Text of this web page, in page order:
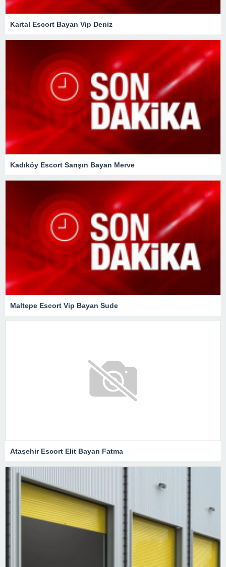
Kartal Escort Bayan Vip Deniz
Kadıköy Escort Sarışın Bayan Merve
Maltepe Escort Vip Bayan Sude
Ataşehir Escort Elit Bayan Fatma